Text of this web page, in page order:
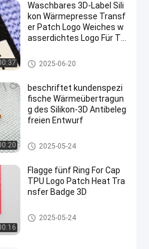
Waschbares 3D-Label Sili
kon Wärmepresse Transf
er Patch Logo Weiches w
asserdichtes Logo Für T-
Silikon-Wärmeübertragungs-A
ufkleber
2025-06-20
beschriftet kundenspezi
fische Wärmeübertragun
g des Silikon-3D Antibeleg
freien Entwurf
Silikon-Wärmeübertragungs-A
ufkleber
2025-05-24
Flagge fünf Ring For Cap
TPU Logo Patch Heat Tra
nsfer Badge 3D
Kundenspezifische Kleidungs-
Flecken
2025-05-24